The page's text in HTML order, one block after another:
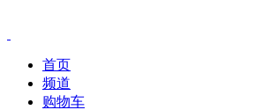
首页
频道
购物车